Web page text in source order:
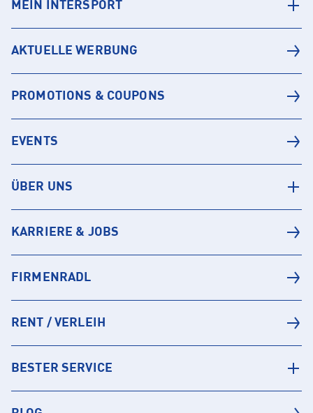
MEIN INTERSPORT
AKTUELLE WERBUNG
PROMOTIONS & COUPONS
EVENTS
ÜBER UNS
KARRIERE & JOBS
FIRMENRADL
RENT / VERLEIH
BESTER SERVICE